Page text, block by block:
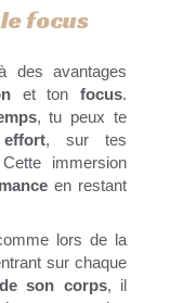
focus
des avantages
et tonfocus.
, tu peux te
effort, sur tes
immersion
en restant
lors de la
sur chaque
son corps, il